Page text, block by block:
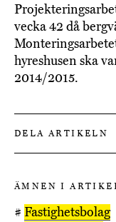
vecka 42 då
hyreshusen ska
2014/2015.
DELA ARTIKELN
ÄMNEN I
# Fastighetsbolag